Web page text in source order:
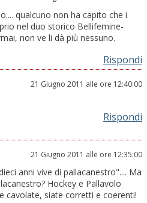
qualcuno non ha capito che i
nel duo storico Bellifemine-
non ve li dà più nessuno.
Rispondi
21 Giugno 2011 alle ore 12:40:00
Rispondi
21 Giugno 2011 alle ore 12:35:00
anni vive di pallacanestro".... Ma
Hockey e Pallavolo
cavolate, siate corretti e coerenti!